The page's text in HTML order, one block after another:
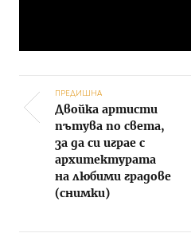
Post navigation
ПРЕДИШНА
Двойка артисти
пътува по света,
за да си играе с
архитектурата
на любими градове
(снимки)